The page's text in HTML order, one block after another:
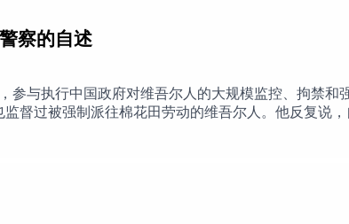
察的自述
参与执行中国政府对维吾尔人的大规模监控、拘禁和
督过被强制派往棉花田劳动的维吾尔人。他反复说
。如今，作为这套系统曾经的执行者，张亚博成为一
或许才刚刚开始思考。受到体制的伤害，能否免除
时伤害别人？他又该如何面对在这场国家发动的迫
会员：https://bit.ly/bmb-yt-sub 点击捐赠支持不